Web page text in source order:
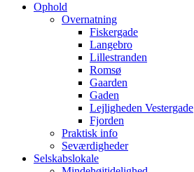
Ophold
Overnatning
Fiskergade
Langebro
Lillestranden
Romsø
Gaarden
Gaden
Lejligheden Vestergade
Fjorden
Praktisk info
Seværdigheder
Selskabslokale